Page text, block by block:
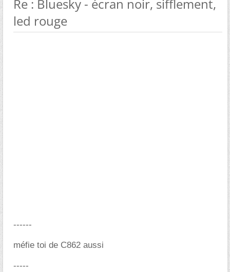
Re : Bluesky - écran noir, sifflement,
led rouge
------
méfie toi de C862 aussi
-----